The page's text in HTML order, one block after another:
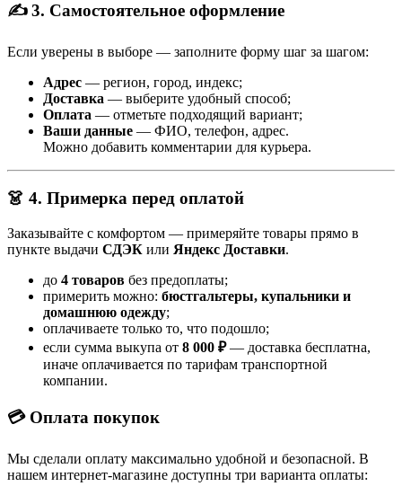
✍️ 3. Самостоятельное оформление
Если уверены в выборе — заполните форму шаг за шагом:
Адрес — регион, город, индекс;
Доставка — выберите удобный способ;
Оплата — отметьте подходящий вариант;
Ваши данные — ФИО, телефон, адрес.
Можно добавить комментарии для курьера.
👗 4. Примерка перед оплатой
Заказывайте с комфортом — примеряйте товары прямо в
пункте выдачи СДЭК или Яндекс Доставки.
до 4 товаров без предоплаты;
примерить можно: бюстгальтеры, купальники и
домашнюю одежду;
оплачиваете только то, что подошло;
если сумма выкупа от 8 000 ₽— доставка бесплатна,
иначе оплачивается по тарифам транспортной
компании.
💳 Оплата покупок
Мы сделали оплату максимально удобной и безопасной. В
нашем интернет-магазине доступны три варианта оплаты: